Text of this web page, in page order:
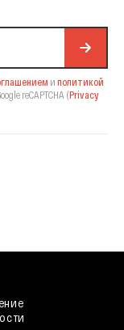
и политикой
reCAPTCHA (Privacy